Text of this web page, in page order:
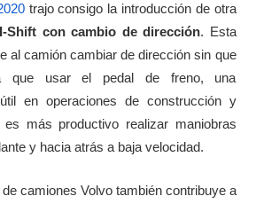
trajo consigo la introducción de otra
I-Shift con cambio de dirección. Esta
al camión cambiar de dirección sin que
que usar el pedal de freno, una
en operaciones de construcción y
más productivo realizar maniobras
y hacia atrás a baja velocidad.
camiones Volvo también contribuye a